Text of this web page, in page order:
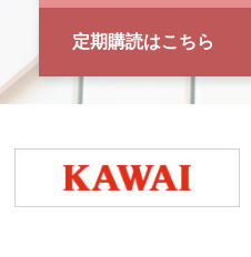
定期購読はこちら